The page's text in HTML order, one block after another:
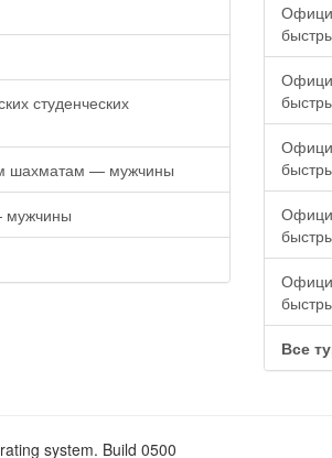
студенческих
шахматам — мужчины
мужчины
Все
system. Build 0500